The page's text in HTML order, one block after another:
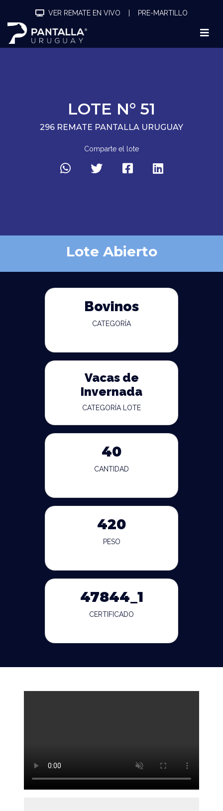
VER REMATE EN VIVO PRE-MARTILLO
LOTE N° 51
296 REMATE PANTALLA URUGUAY
Comparte el lote
Lote Abierto
Bovinos
CATEGORÍA
Vacas de
Invernada
CATEGORÍA LOTE
40
CANTIDAD
420
PESO
47844_1
CERTIFICADO